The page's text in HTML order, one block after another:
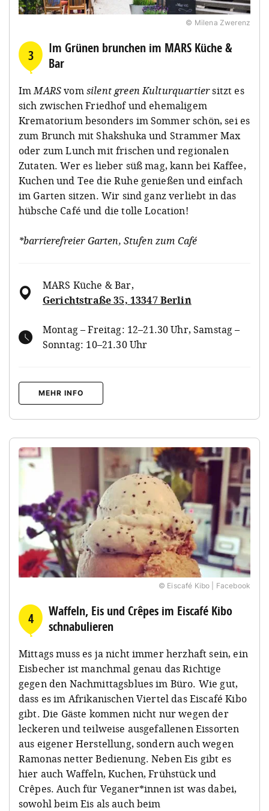
© Milena Zwerenz
3
Im Grünen brunchen im MARS Küche &
Bar
ImMARSvomsilent green Kulturquartiersitzt es
sich zwischen Friedhof und ehemaligem
Krematorium besonders im Sommer schön, sei es
zum Brunch mit Shakshuka und Strammer Max
oder zum Lunch mit frischen und regionalen
Zutaten. Wer es lieber süß mag, kann bei Kaffee,
Kuchen und Tee die Ruhe genießen und einfach
im Garten sitzen. Wir sind ganz verliebt in das
hübsche Café und die tolle Location!
*barrierefreier Garten, Stufen zum Café
MARS Küche & Bar,
Gerichtstraße 35, 13347 Berlin
Montag – Freitag: 12–21.30 Uhr, Samstag –
Sonntag: 10–21.30 Uhr
MEHR INFO
© Eiscafé Kibo | Facebook
4
Waffeln, Eis und Crêpes im Eiscafé Kibo
schnabulieren
Mittags muss es ja nicht immer herzhaft sein, ein
Eisbecher ist manchmal genau das Richtige
gegen den Nachmittagsblues im Büro. Wie gut,
dass es im Afrikanischen Viertel das Eiscafé Kibo
gibt. Die Gäste kommen nicht nur wegen der
leckeren und teilweise ausgefallenen Eissorten
aus eigener Herstellung, sondern auch wegen
Ramonas netter Bedienung. Neben Eis gibt es
hier auch Waffeln, Kuchen, Frühstück und
Crêpes. Auch für Veganer*innen ist was dabei,
sowohl beim Eis als auch beim